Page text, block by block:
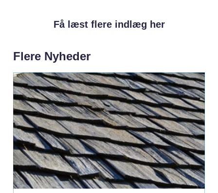
Få læst flere indlæg her
Flere Nyheder